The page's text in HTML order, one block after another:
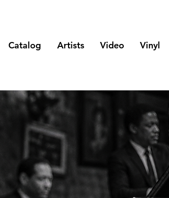
Catalog Artists Video Vinyl